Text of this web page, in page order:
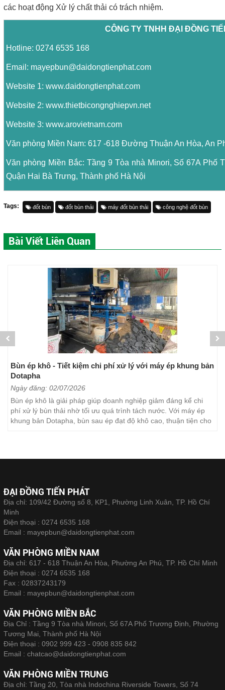
các hoạt động Xử lý chất thải có trách nhiệm.
CÔNG TY TNHH ĐẠI ĐỒNG
Hotline: 0274 6535 168
Email: mayepbun@daidongtienphat.com
Website 1: www.daidongtienphat.com
Website 2: www.thietbicongnghiepvn.net
Website 3: www.arovietnam.com
Văn phòng Miền Nam: 617 -618 Đường Thuận An Hòa, An
Văn phòng Miền Bắc: Tầng 9 Tòa nhà Minori, Số 67A
Quận Hai Bà Trưng, Thành phố Hà Nội
Tags: đốt bùn đốt bùn thải máy đốt bùn thải công nghệ đốt bùn
Bài Viết Liên Quan
Bùn ép khô - Tiết kiệm chi phí xử lý với máy ép khung bản
Dotapha
Ngày đăng: 02/07/2026
Bùn ép khô là giải pháp giúp doanh nghiệp giảm đáng kể chi
phí xử lý bùn thải nhờ tối ưu quá trình tách nước. Với máy ép
khung bản Dotapha, bùn sau ép đạt độ khô cao, thuận tiện cho
ĐẠI ĐỒNG TIẾN PHÁT
Địa chỉ: 109/42 Đường số 8, KP1, Phường Linh Xuân, TP. Hồ Chí
Minh
Điện thoại : 0274 6535 168
Email : mayepbun@daidongtienphat.com
VĂN PHÒNG MIỀN NAM
Địa chỉ: 617 - 618 Thuận An Hòa, Phường An Phú, TP. Hồ Chí Minh
Điện thoại : 0274 6535 168
Fax : 02837243179
Email : mayepbun@daidongtienphat.com
VĂN PHÒNG MIỀN BẮC
Địa Chỉ : Tầng 9 Tòa nhà Minori, Số 67A Phố Trương Định, Phường
Tương Mai, Thành phố Hà Nội
Điện thoại : 0902 999 423 - 0908 835 842
Email : chatcao@daidongtienphat.com
VĂN PHÒNG MIỀN TRUNG
Địa chỉ: Tầng 20, Tòa nhà Indochina Riverside Towers, Số 74